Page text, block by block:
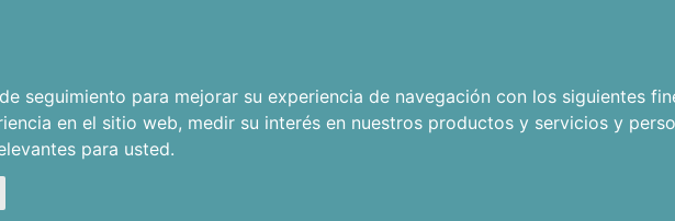
seguimiento para mejorar su experiencia de navegación con los siguientes
en el sitio web, medir su interés en nuestros productos y servicios y
para usted.